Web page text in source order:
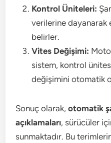
Kontrol Üniteleri:
verilerine dayanarak
belirler.
Vites Değişimi:
sistem, kontrol
değişimini otomatik
Sonuç olarak,otomatik
açıklamaları, sürücüler
sunmaktadır. Bu